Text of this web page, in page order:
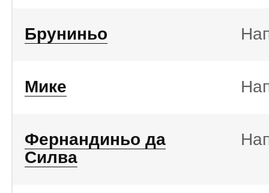
Бруниньо
Мике
Фернандиньо да
Силва